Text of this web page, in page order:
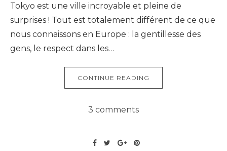
Tokyo est une ville incroyable et pleine de
surprises ! Tout est totalement différent de ce que
nous connaissons en Europe : la gentillesse des
gens, le respect dans les…
CONTINUE READING
3 comments